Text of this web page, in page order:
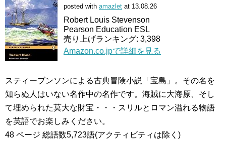
posted with amazlet at 13.08.26
Robert Louis Stevenson
Pearson Education ESL
売り上げランキング: 3,398
Amazon.co.jpで詳細を見る
スティーブンソンによる古典冒険小説「宝島」。その名を
知らぬ人はいない名作中の名作です。海賊に大海原、そし
て埋められた莫大な財宝・・・スリルとロマン溢れる物語
を英語でお楽しみください。
48 ページ 総語数5,723語(アクティビティは除く)